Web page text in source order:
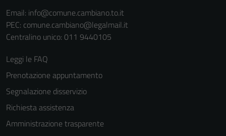
Email: info@comune.cambiano.to.it
PEC: comune.cambiano@legalmail.it
Centralino unico: 011 9440105
Leggi le FAQ
Prenotazione appuntamento
Segnalazione disservizio
Richiesta assistenza
Amministrazione trasparente